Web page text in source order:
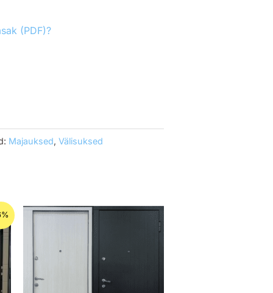
(PDF)?
Majauksed,Välisuksed